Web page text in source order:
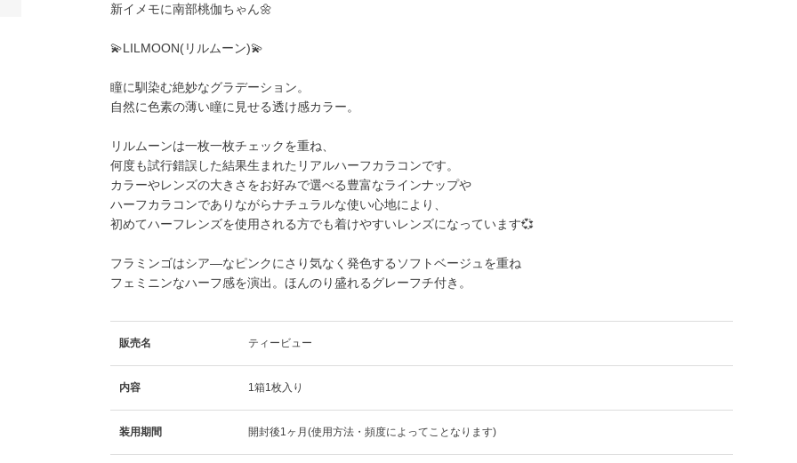
新イメモに南部桃伽ちゃん🌼
💫LILMOON(リルムーン)💫
瞳に馴染む絶妙なグラデーション。
自然に色素の薄い瞳に見せる透け感カラー。
リルムーンは一枚一枚チェックを重ね、
何度も試行錯誤した結果生まれたリアルハーフカラコンです。
カラーやレンズの大きさをお好みで選べる豊富なラインナップや
ハーフカラコンでありながらナチュラルな使い心地により、
初めてハーフレンズを使用される方でも着けやすいレンズになっています💞
フラミンゴはシア―なピンクにさり気なく発色するソフトベージュを重ね
フェミニンなハーフ感を演出。ほんのり盛れるグレーフチ付き。
販売名 ティービュー
内容 1箱1枚入り
装用期間 開封後1ヶ月(使用方法・頻度によってことなります)